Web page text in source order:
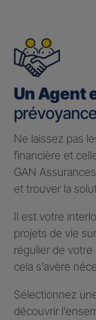
Un Agent
prévoyance
Ne laissez pas
financière et
GAN
et trouver la
Il est votre
projets de vie
régulier de votre
cela s’avère
Sélectionnez
découvrir